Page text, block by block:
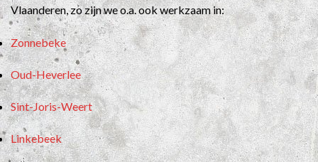
Vlaanderen, zo zijn we o.a. ook werkzaam in:
Zonnebeke
Oud-Heverlee
Sint-Joris-Weert
Linkebeek